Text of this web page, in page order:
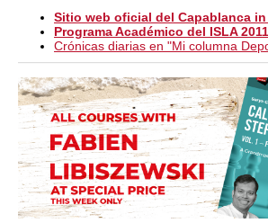
Sitio web oficial del Capablanca in
Programa Académico del ISLA 2011
Crónicas diarias en "Mi columna